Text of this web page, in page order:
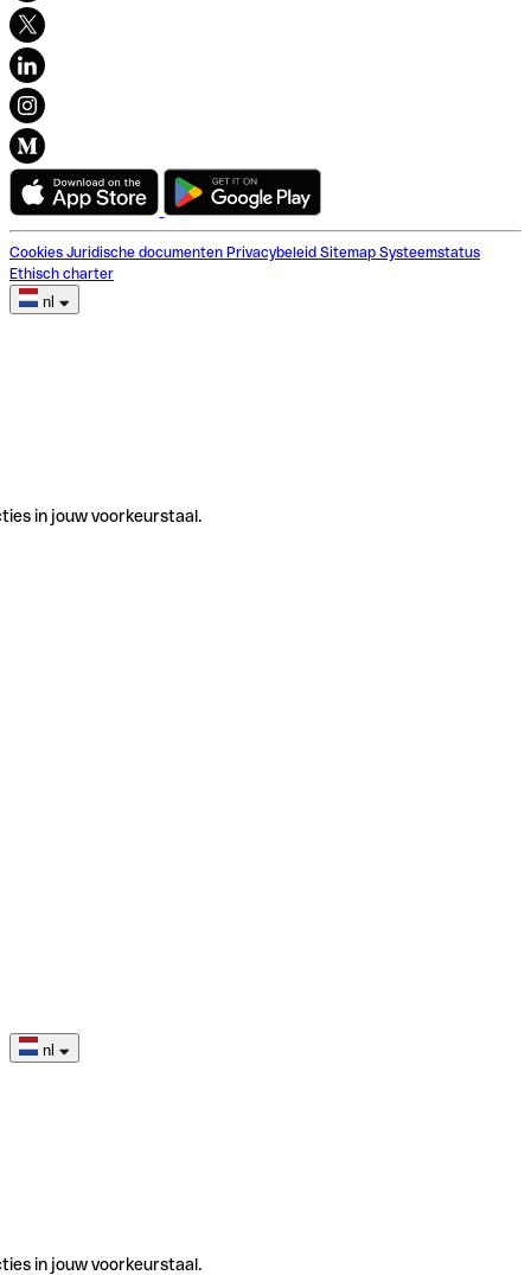
Cookies Juridische documenten Privacybeleid Sitemap Systeemstatus
Ethisch charter
nl
in jouw voorkeurstaal.
nl
in jouw voorkeurstaal.